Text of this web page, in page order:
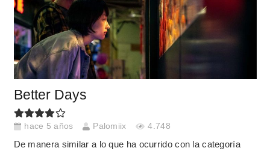
Better Days
hace 5 años Palomiix 4.748
De manera similar a lo que ha ocurrido con la categoría